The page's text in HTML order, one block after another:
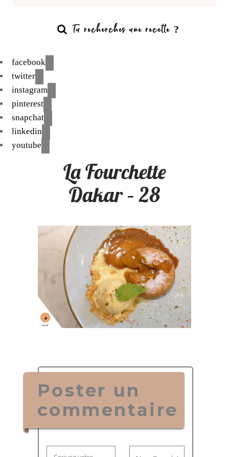
facebook
twitter
instagram
pinterest
snapchat
linkedin
youtube
La Fourchette
Dakar – 28
Poster un
commentaire